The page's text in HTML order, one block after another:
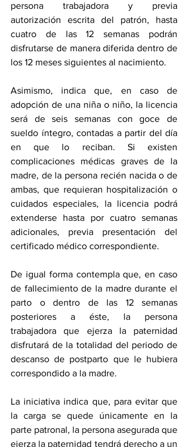
persona trabajadora y previa
autorización escrita del patrón, hasta
cuatro de las 12 semanas podrán
disfrutarse de manera diferida dentro de
los 12 meses siguientes al nacimiento.
Asimismo, indica que, en caso de
adopción de una niña o niño, la licencia
será de seis semanas con goce de
sueldo íntegro, contadas a partir del día
en que lo reciban. Si existen
complicaciones médicas graves de la
madre, de la persona recién nacida o de
ambas, que requieran hospitalización o
cuidados especiales, la licencia podrá
extenderse hasta por cuatro semanas
adicionales, previa presentación del
certificado médico correspondiente.
De igual forma contempla que, en caso
de fallecimiento de la madre durante el
parto o dentro de las 12 semanas
posteriores a éste, la persona
trabajadora que ejerza la paternidad
disfrutará de la totalidad del periodo de
descanso de postparto que le hubiera
correspondido a la madre.
La iniciativa indica que, para evitar que
la carga se quede únicamente en la
parte patronal, la persona asegurada que
ejerza la paternidad tendrá derecho a un